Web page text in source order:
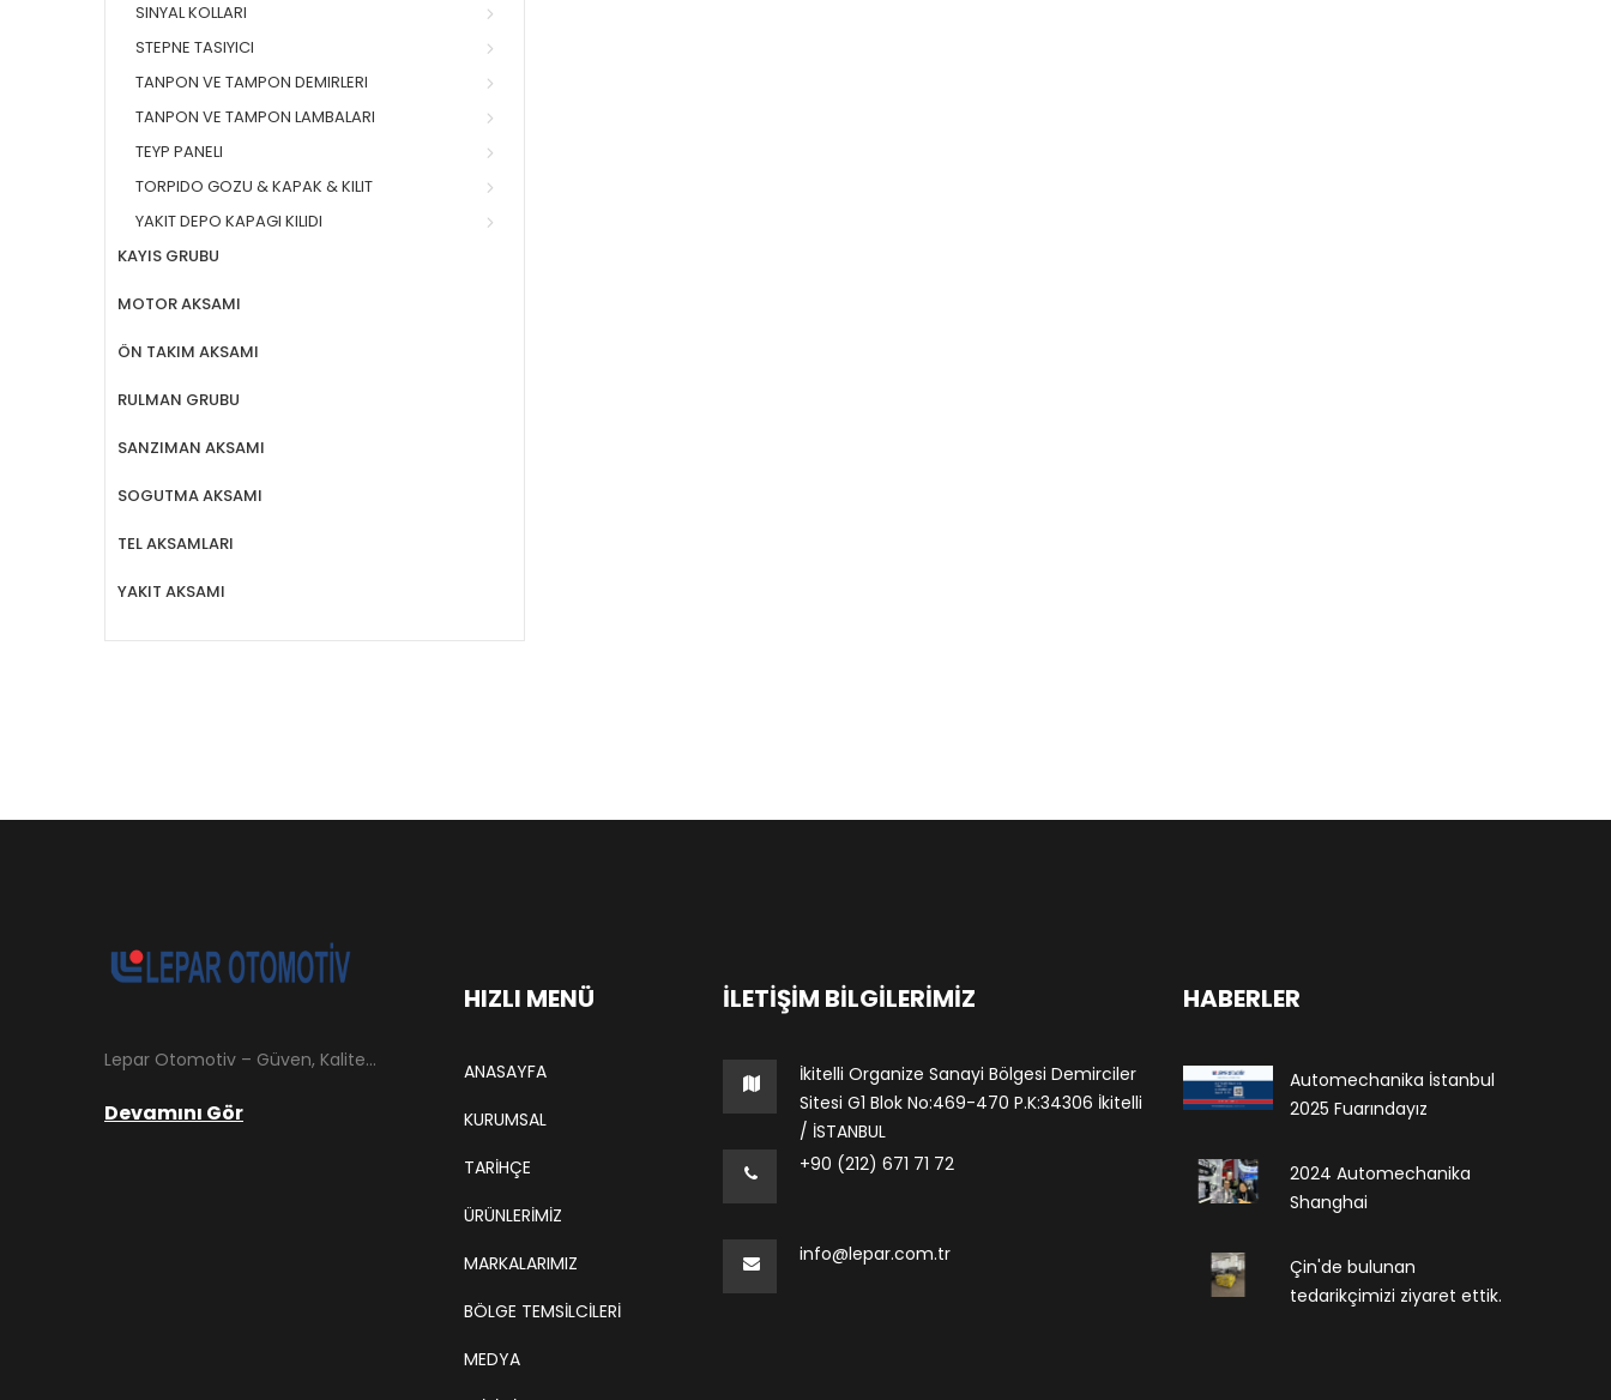
SINYAL KOLLARI
STEPNE TASIYICI
TANPON VE TAMPON DEMIRLERI
TANPON VE TAMPON LAMBALARI
TEYP PANELI
TORPIDO GOZU & KAPAK & KILIT
YAKIT DEPO KAPAGI KILIDI
KAYIS GRUBU
MOTOR AKSAMI
ÖN TAKIM AKSAMI
RULMAN GRUBU
SANZIMAN AKSAMI
SOGUTMA AKSAMI
TEL AKSAMLARI
YAKIT AKSAMI
Lepar Otomotiv – Güven, Kalite ve İstikrarın Adresi Lepar Otomotiv, Türkiye’nin otomotiv yedek parça sektöründe köklü bir geçmişe sahip, yenilikçi ve öncü firmalarından biridir. 1966 yılında Hüsnü Leblebici tarafından Tokat’ta mütevazı bir girişim olarak kurulan firmamız, ilk etapta Ford kamyonları, Ford Otosan minibüsleri ve Anadol marka araçların ünite ve yedek parçalarının satışını gerçekleştirerek sektöre adım atmıştır.
Devamını Gör
HIZLI MENÜ
ANASAYFA
KURUMSAL
TARIHÇE
ÜRÜNLERİMİZ
MARKALARIMIZ
BÖLGE TEMSILCILERI
MEDYA
İLETIŞIM BILGILERIMIZ
İkitelli Organize Sanayi Bölgesi Demirciler
Sitesi G1 Blok No:469-470 P.K:34306 İkitelli
/ İSTANBUL
+90 (212) 671 71 72
info@lepar.com.tr
HABERLER
Automechanika İstanbul
2025 Fuarındayız
2024 Automechanika
Shanghai
Çin'de bulunan
tedarikçimizi ziyaret ettik.